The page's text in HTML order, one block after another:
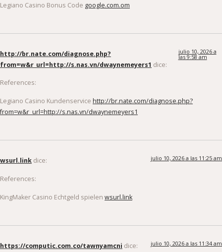
Legiano Casino Bonus Code google.com.om
http://br.nate.com/diagnose.php?
from=w&r_url=http://s.nas.vn/dwaynemeyers1 dice:
julio 10, 2026 a
las 9:58 am
References:
Legiano Casino Kundenservice http://br.nate.com/diagnose.php?
from=w&r_url=http://s.nas.vn/dwaynemeyers1
wsurl.link dice: julio 10, 2026 a las 11:25 am
References:
KingMaker Casino Echtgeld spielen wsurl.link
https://computic.com.co/tawnyamcni dice: julio 10, 2026 a las 11:34 am